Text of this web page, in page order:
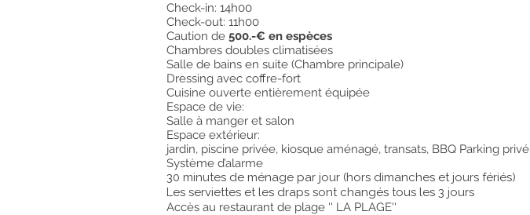
Check-in: 14h00
Check-out: 11h00
Caution de 500.-€ en espèces
Chambres doubles climatisées
Salle de bains en suite (Chambre principale)
Dressing avec coffre-fort
Cuisine ouverte entièrement équipée
Espace de vie:
Salle à manger et salon
Espace extérieur:
jardin, piscine privée, kiosque aménagé, transats, BBQ Parking privé
Système d’alarme
30 minutes de ménage par jour (hors dimanches et jours fériés)
Les serviettes et les draps sont changés tous les 3 jours
Accès au restaurant de plage '' LA PLAGE''